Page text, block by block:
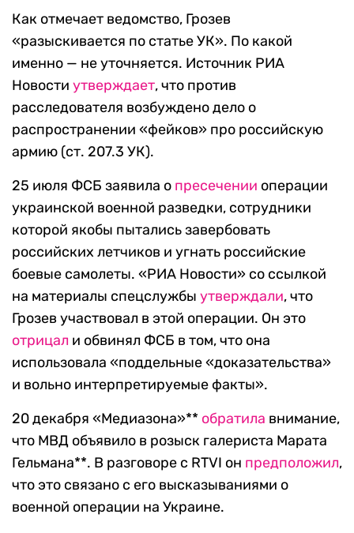
Как отмечает ведомство, Грозев
«разыскивается по статье УК». По какой
именно — не уточняется. Источник РИА
Новости утверждает, что против
расследователя возбуждено дело о
распространении «фейков» про российскую
армию (ст. 207.3 УК).
25 июля ФСБ заявила о пресечении операции
украинской военной разведки, сотрудники
которой якобы пытались завербовать
российских летчиков и угнать российские
боевые самолеты. «РИА Новости» со ссылкой
на материалы спецслужбы утверждали, что
Грозев участвовал в этой операции. Он это
отрицал и обвинял ФСБ в том, что она
использовала «поддельные «доказательства»
и вольно интерпретируемые факты».
20 декабря «Медиазона»** обратила внимание,
что МВД объявило в розыск галериста Марата
Гельмана**. В разговоре с RTVI он предположил,
что это связано с его высказываниями о
военной операции на Украине.